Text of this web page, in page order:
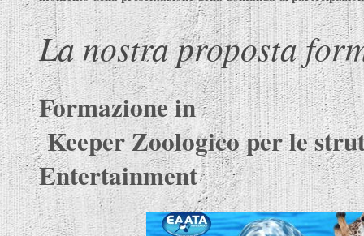
La nostra proposta
Keeper Zoologico per le
Entertainment